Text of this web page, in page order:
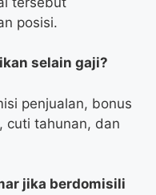
posisi.
selain gaji?
penjualan, bonus
cuti tahunan, dan
jika berdomisili